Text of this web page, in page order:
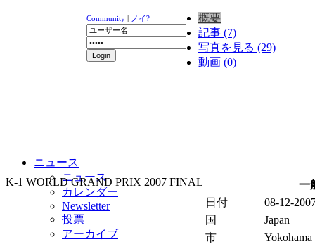
Community | ノイ?
ニュース
ニュース
カレンダー
Newsletter
投票
アーカイブ
概要
記事 (7)
写真を見る (29)
動画 (0)
K-1 WORLD GRAND PRIX 2007 FINAL
一
日付
08-12-
国
Japan
市
Yokohama